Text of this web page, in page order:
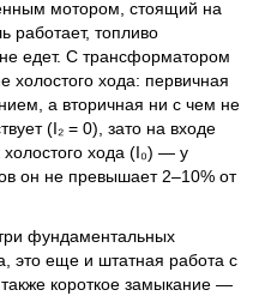
мотором, стоящий на
работает, топливо
едет. С трансформатором
холостого хода: первичная
а вторичная ни с чем не
(I₂ = 0), зато на входе
холостого хода (I₀) — у
он не превышает 2–10% от
фундаментальных
это еще и штатная работа с
короткое замыкание —